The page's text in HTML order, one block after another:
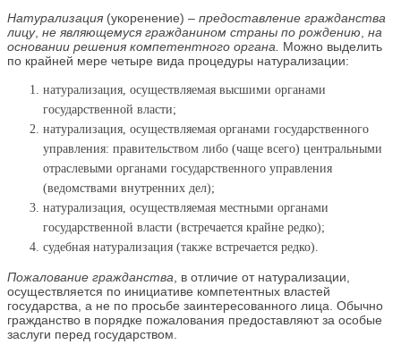
Натурализация (укоренение) – предоставление гражданства
лицу, не являющемуся гражданином страны по рождению на
основании решения компетентного органа. Можно выделить
по крайней мере четыре вида процедуры натурализации:
натурализация, осуществляемая высшими органами
государственной власти;
натурализация, осуществляемая органами государственного
управления: правительством либо (чаще всего) центральными
отраслевыми органами государственного управления
(ведомствами внутренних дел);
натурализация, осуществляемая местными органами
государственной власти (встречается крайне редко);
судебная натурализация (также встречается редко).
Пожалование гражданства , в отличие от натурализации,
осуществляется по инициативе компетентных властей
государства, а не по просьбе заинтересованного лица. Обычно
гражданство в порядке пожалования предоставляют за особые
заслуги перед государством.